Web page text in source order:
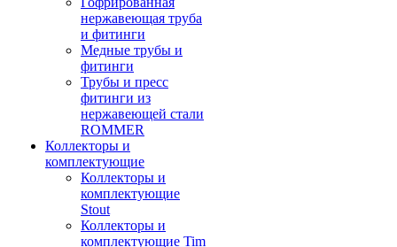
нержавеющая труба
и фитинги
Медные трубы и
фитинги
Трубы и пресс
фитинги из
нержавеющей стали
ROMMER
Коллекторы и
комплектующие
Коллекторы и
комплектующие
Stout
Коллекторы и
комплектующие Tim